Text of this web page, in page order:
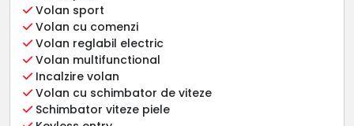
Volan sport
Volan cu comenzi
Volan reglabil electric
Volan multifunctional
Incalzire volan
Volan cu schimbator de viteze
Schimbator viteze piele